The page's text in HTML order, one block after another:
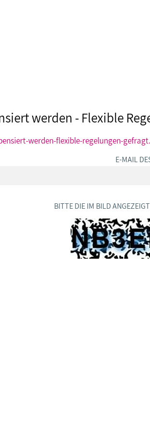
werden - Flexible
werden-flexible-regelungen-
E-MAIL
BITTE DIE IM BILD